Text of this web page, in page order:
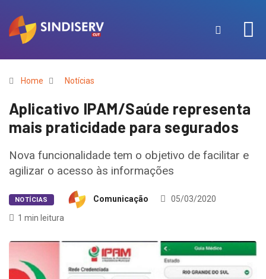
Home Notícias
Aplicativo IPAM/Saúde representa
mais praticidade para segurados
Nova funcionalidade tem o objetivo de facilitar e
agilizar o acesso às informações
NOTÍCIAS Comunicação
05/03/2020
1 min leitura